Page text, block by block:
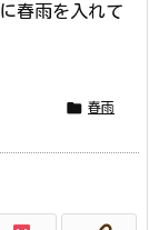
春雨を入れて
 春雨